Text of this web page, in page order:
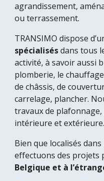
agrandissement,
ou terrassement.
TRANSIMO dispose
spécialisés dans tous
activité, à savoir aussi
plomberie, le
de châssis, de
carrelage, plancher.
travaux de
intérieure et extérieure.
Bien que localisés
effectuons des
Belgique et à